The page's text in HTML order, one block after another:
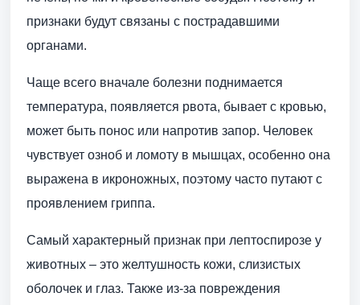
признаки будут связаны с пострадавшими
органами.
Чаще всего вначале болезни поднимается
температура, появляется рвота, бывает с кровью,
может быть понос или напротив запор. Человек
чувствует озноб и ломоту в мышцах, особенно она
выражена в икроножных, поэтому часто путают с
проявлением гриппа.
Самый характерный признак при лептоспирозе у
животных – это желтушность кожи, слизистых
оболочек и глаз. Также из-за повреждения